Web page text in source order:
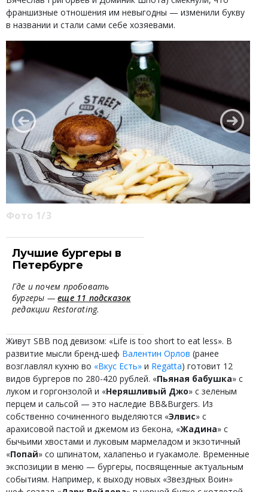
франшизные отношения им невыгодны — изменили букву
в названии и стали сами себе хозяевами.
Фото 1/3
Лучшие бургеры в
Петербурге
Где и почем пробовать
бургеры —еще 11 подсказок
редакции Restorating.
Живут SBB под девизом: «Life is too short to eat less». В
развитие мысли бренд-шеф Валентин Орлов (ранее
возглавлял кухню во «Вкус Есть» и Regatta) готовит 12
видов бургеров по 280-420 рублей. «Пьяная бабушка» с
луком и горгонзолой и «Неряшливый Джо» с зеленым
перцем и сальсой — это наследие BB&Burgers. Из
собственно сочиненного выделяются «Элвис» с
арахисовой пастой и джемом из бекона, «Жадина» с
бычьими хвостами и луковым мармеладом и экзотичный
«Попай» со шпинатом, халапеньо и гуакамоле. Временные
экспозиции в меню — бургеры, посвященные актуальным
событиям. Например, к выходу новых «Звездных Воин»